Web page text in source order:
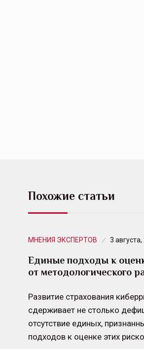
Похожие статьи
МНЕНИЯ ЭКСПЕРТОВ 3
Единые подходы к
от методологического
Развитие страхования
сдерживает не столько
отсутствие единых,
подходов к оценке этих